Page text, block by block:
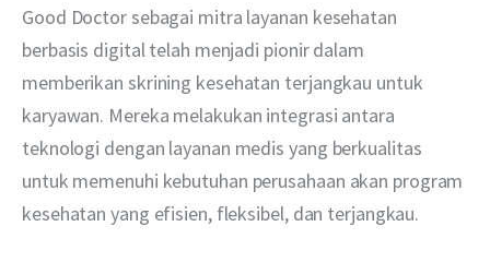
Good Doctor sebagai mitra layanan kesehatan
berbasis digital telah menjadi pionir dalam
memberikan skrining kesehatan terjangkau untuk
karyawan. Mereka melakukan integrasi antara
teknologi dengan layanan medis yang berkualitas
untuk memenuhi kebutuhan perusahaan akan program
kesehatan yang efisien, fleksibel, dan terjangkau.